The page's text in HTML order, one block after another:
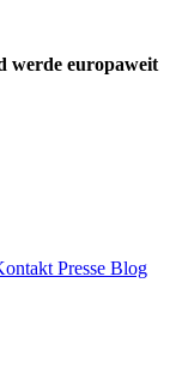
werde europaweit
Presse Blog